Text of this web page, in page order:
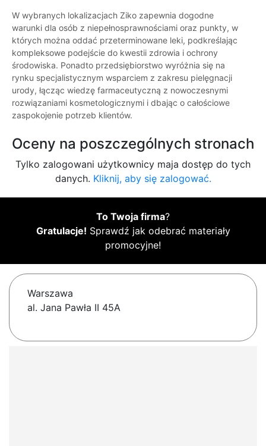
W wybranych lokalizacjach Ziko zapewnia dogodne
warunki dla osób z niepełnosprawnościami oraz punkty, w
których można oddać przeterminowane leki, podkreślając
kompleksowe podejście do kwestii zdrowia i ochrony
środowiska. Ponadto przedsiębiorstwo wyróżnia się na
rynku specjalistycznym wsparciem z zakresu pielęgnacji
urody, łącząc wiedzę farmaceutyczną z nowoczesnymi
rozwiązaniami kosmetologicznymi i dbając o całościowe
zaspokojenie potrzeb klientów.
Oceny na poszczególnych stronach
Tylko zalogowani użytkownicy maja dostęp do tych
danych. Kliknij, aby się zalogować.
To Twoja firma?
Gratulacje! Sprawdź jak odebrać materiały
promocyjne!
Warszawa
al. Jana Pawła II 45A